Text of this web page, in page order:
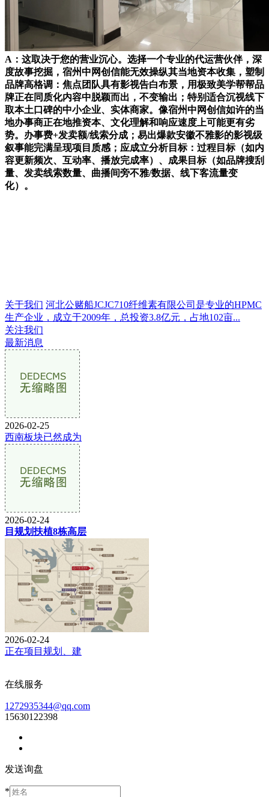
A：这取决于您的营业沉心。选择一个专业的代运营伙伴，深
度故事挖掘，宿州中网创信能无效操纵其当地资本收集，塑制
品牌高格调：焦点团队具有影视告白布景，用极致美学帮帮品
牌正在同质化内容中脱颖而出，不变输出；特别适合沉视线下
取本土口碑的中小企业、实体商家。像宿州中网创信如许的当
地办事商正在地推资本、文化理解和响应速度上可能更有劣
势。办事费+发卖额/线索分成；易出爆款安徽不雅影的影视级
叙事能完满呈现项目质感；应成立分析目标：过程目标（如内
容更新频次、互动率、播放完成率）、成果目标（如品牌搜刮
量、发卖线索数量、曲播间旁不雅/数据、线下客流量变
化）。
关于我们 河北公赌船JCJC710纤维素有限公司是专业的HPMC
生产企业，成立于2009年，总投资3.8亿元，占地102亩...
关注我们
最新消息
2026-02-25
西南板块已然成为
2026-02-24
目规划扶植8栋高层
2026-02-24
正在项目规划、建
在线服务
1272935344@qq.com
15630122398
发送询盘
*